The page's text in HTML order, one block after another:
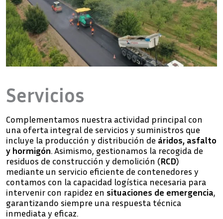
Servicios
Complementamos nuestra actividad principal con
una oferta integral de servicios y suministros que
incluye la producción y distribución de áridos, asfalto
y hormigón. Asimismo, gestionamos la recogida de
residuos de construcción y demolición (RCD)
mediante un servicio eficiente de contenedores y
contamos con la capacidad logística necesaria para
intervenir con rapidez en situaciones de emergencia,
garantizando siempre una respuesta técnica
inmediata y eficaz.